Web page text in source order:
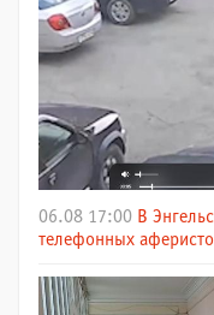
06.08 17:00 В
телефонных